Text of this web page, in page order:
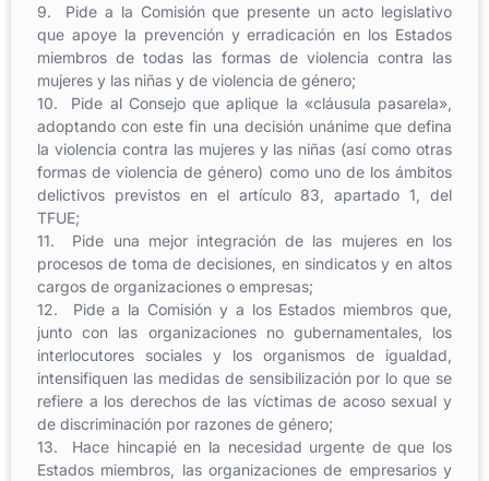
9. Pide a la Comisión que presente un acto legislativo
que apoye la prevención y erradicación en los Estados
miembros de todas las formas de violencia contra las
mujeres y las niñas y de violencia de género;
10. Pide al Consejo que aplique la «cláusula pasarela»,
adoptando con este fin una decisión unánime que defina
la violencia contra las mujeres y las niñas (así como otras
formas de violencia de género) como uno de los ámbitos
delictivos previstos en el artículo 83, apartado 1, del
TFUE;
11. Pide una mejor integración de las mujeres en los
procesos de toma de decisiones, en sindicatos y en altos
cargos de organizaciones o empresas;
12. Pide a la Comisión y a los Estados miembros que,
junto con las organizaciones no gubernamentales, los
interlocutores sociales y los organismos de igualdad,
intensifiquen las medidas de sensibilización por lo que se
refiere a los derechos de las víctimas de acoso sexual y
de discriminación por razones de género;
13. Hace hincapié en la necesidad urgente de que los
Estados miembros, las organizaciones de empresarios y